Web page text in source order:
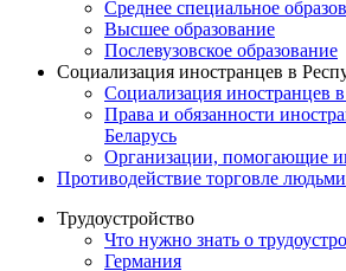
Среднее специальное
Высшее образование
Послевузовское образование
Социализация иностранцев в
Социализация иностранцев
Права и обязанности
Беларусь
Oрганизации, помогающие
Противодействие торговле людьми
Трудоустройство
Что нужно знать о
Германия